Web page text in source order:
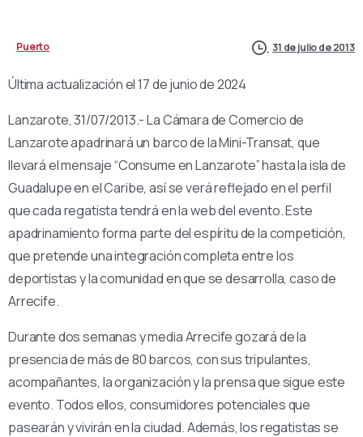
Puerto 31 de julio de 2013
Última actualización el 17 de junio de 2024
Lanzarote, 31/07/2013.- La Cámara de Comercio de
Lanzarote apadrinará un barco de la Mini-Transat, que
llevará el mensaje “Consume en Lanzarote” hasta la isla de
Guadalupe en el Caribe, así se verá reflejado en el perfil
que cada regatista tendrá en la web del evento. Este
apadrinamiento forma parte del espíritu de la competición,
que pretende una integración completa entre los
deportistas y la comunidad en que se desarrolla, caso de
Arrecife.
Durante dos semanas y media Arrecife gozará de la
presencia de más de 80 barcos, con sus tripulantes,
acompañantes, la organización y la prensa que sigue este
evento. Todos ellos, consumidores potenciales que
pasearán y vivirán en la ciudad. Además, los regatistas se